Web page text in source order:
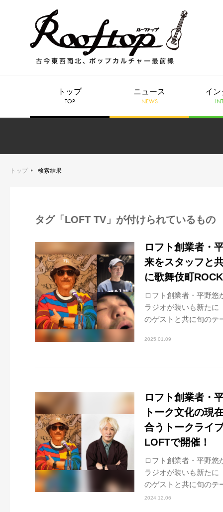
トップ
TOP
ニュース
NEWS
イン
トップ 検索結果
タグ「LOFT TV」が付けられているもの
ロフト創業者・
来をスタッフと
に歌舞伎町
ロフト創業者・平野
ラジオが装いも新たに
のゲストと共に旬のテ
2025.01.09
ロフト創業者・
トーク文化の現
合うトークライ
LOFTで開催！
ロフト創業者・平野
ラジオが装いも新たに
のゲストと共に旬のテ
2024.12.06